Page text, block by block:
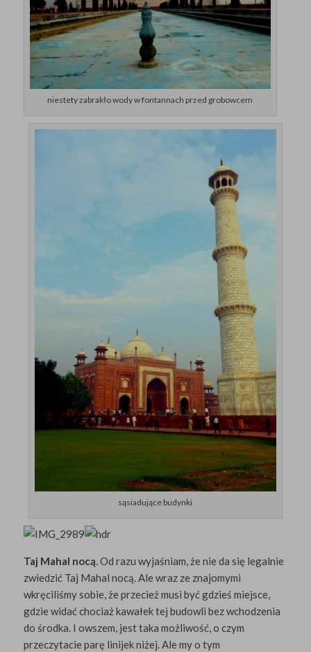
niestety zabrakło wody w fontannach przed grobowcem
sąsiadujące budynki
Taj Mahal nocą. Od razu wyjaśniam, że nie da się legalnie
zwiedzić Taj Mahal nocą. Ale wraz ze znajomymi
wkręciliśmy sobie, że przecież musi być gdzieś miejsce,
gdzie widać chociaż kawałek tej budowli bez wchodzenia
do środka. I owszem, jest taka możliwość, o czym
przeczytacie parę linijek niżej. Ale my o tym